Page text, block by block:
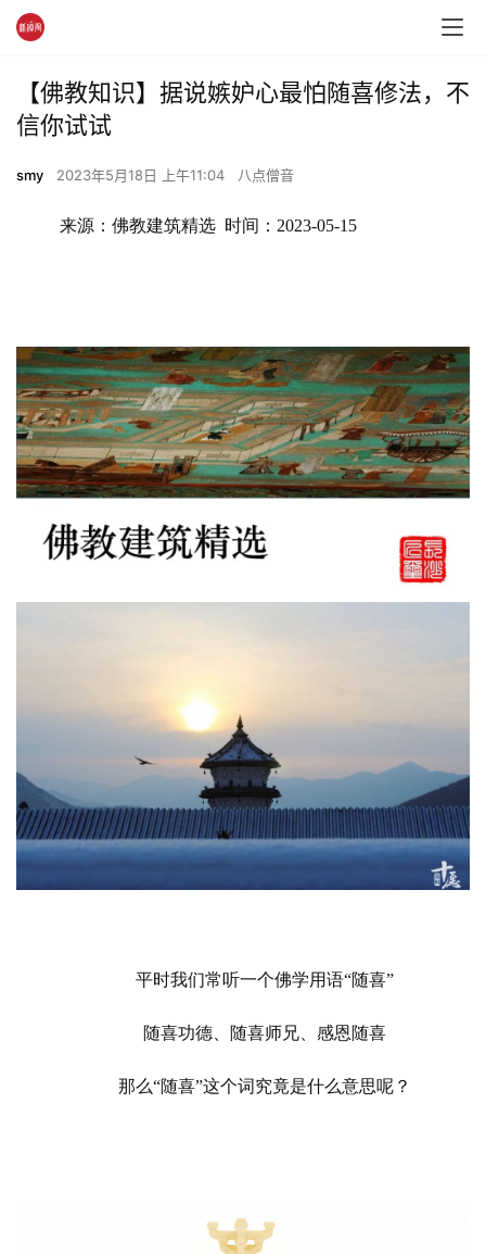
【佛教知识】据说嫉妒心最怕随喜修法，不
信你试试
smy 2023年5月18日 上午11:04 八点僧音
来源：佛教建筑精选  时间：2023-05-15
平时我们常听一个佛学用语“随喜”
随喜功德、随喜师兄、感恩随喜
那么“随喜”这个词究竟是什么意思呢？